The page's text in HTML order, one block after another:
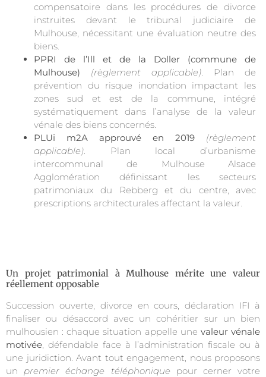
compensatoire dans les procédures de divorce
instruites devant le tribunal judiciaire de
Mulhouse, nécessitant une évaluation neutre des
biens.
PPRI de l’Ill et de la Doller (commune de
Mulhouse)
(règlement applicable) . Plan de
prévention du risque inondation impactant les
zones sud et est de la commune, intégré
systématiquement dans l’analyse de la valeur
vénale des biens concernés.
PLUi m2A approuvé en 2019
(règlement
applicable) . Plan local d’urbanisme
intercommunal de Mulhouse Alsace
Agglomération définissant les secteurs
patrimoniaux du Rebberg et du centre, avec
prescriptions architecturales affectant la valeur.
Un projet patrimonial à Mulhouse mérite une valeur
réellement opposable
Succession ouverte, divorce en cours, déclaration IFI à
finaliser ou désaccord avec un cohéritier sur un bien
mulhousien : chaque situation appelle une valeur vénale
motivée , défendable face à l’administration fiscale ou à
une juridiction. Avant tout engagement, nous proposons
un premier échange téléphoniquepour cerner votre